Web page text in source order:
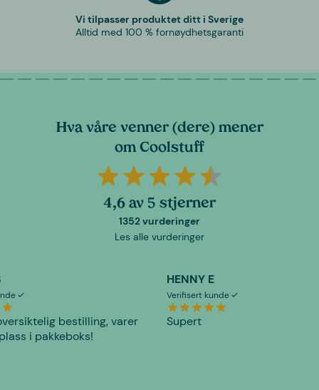
Vi tilpasser produktet ditt i Sverige
Alltid med 100 % fornøydhetsgaranti
Hva våre venner (dere) mener
om Coolstuff
4,6 av 5 stjerner
1352 vurderinger
Les alle vurderinger
bestilling, varer
i pakkeboks!
HENNY E
Verifisert kunde
Supert